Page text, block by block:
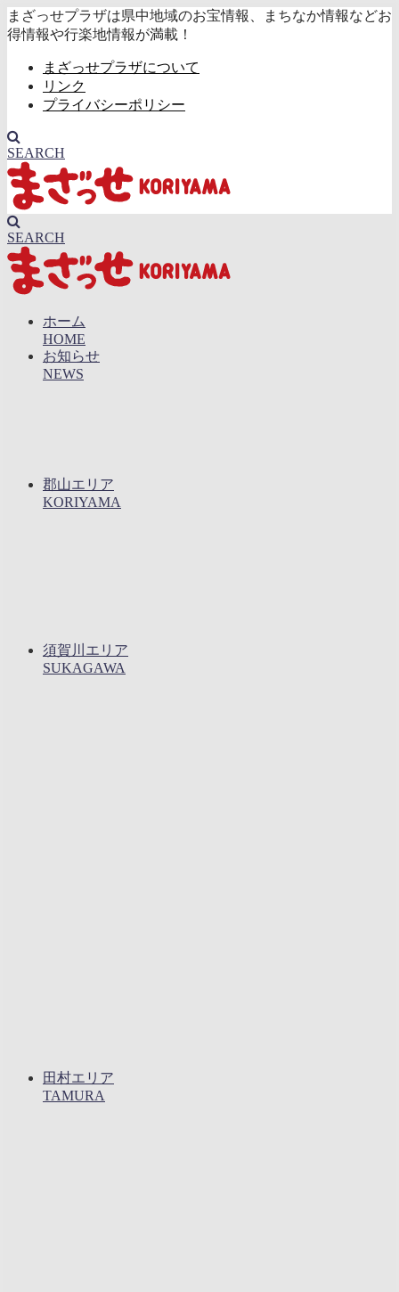
まざっせプラザは県中地域のお宝情報、まちなか情報などお
得情報や行楽地情報が満載！
まざっせプラザについて
リンク
プライバシーポリシー
SEARCH
SEARCH
ホーム
HOME
お知らせ
NEWS
郡山エリア
KORIYAMA
須賀川エリア
SUKAGAWA
田村エリア
TAMURA